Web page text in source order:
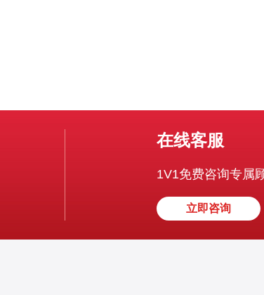
在线客服
1V1免费咨询专属
立即咨询